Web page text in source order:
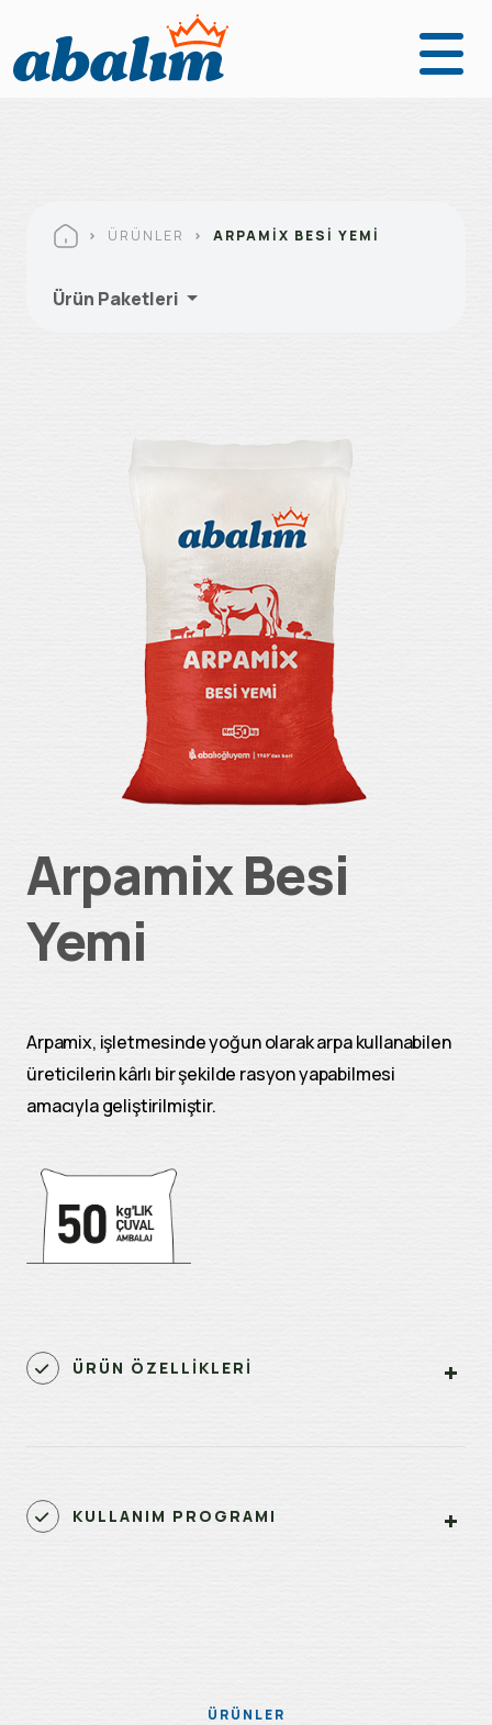
ÜRÜNLER ARPAMIX BESI YEMI
Ürün Paketleri
Arpamix Besi
Yemi
Arpamix, işletmesinde yoğun olarak arpa kullanabilen
üreticilerin kârlı bir şekilde rasyon yapabilmesi
amacıyla geliştirilmiştir.
ÜRÜN ÖZELLİKLERİ
KULLANIM PROGRAMI
ÜRÜNLER